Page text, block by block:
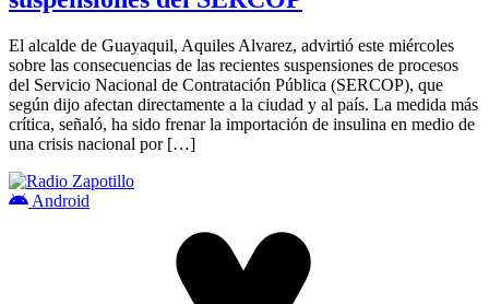
El alcalde de Guayaquil, Aquiles Alvarez, advirtió este miércoles
sobre las consecuencias de las recientes suspensiones de procesos
del Servicio Nacional de Contratación Pública (SERCOP), que
según dijo afectan directamente a la ciudad y al país. La medida más
crítica, señaló, ha sido frenar la importación de insulina en medio de
una crisis nacional por […]
Android